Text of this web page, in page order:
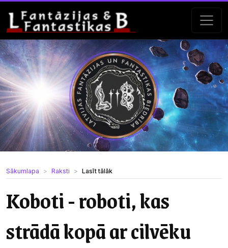
Sākumlapa Raksti Lasīt tālāk
Koboti - roboti, kas
strādā kopā ar cilvēku